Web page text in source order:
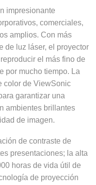
impresionante
comerciales,
amplios. Con más
de luz láser, el proyector
el más fino de
por mucho tiempo. La
color de ViewSonic
garantizar una
ambientes brillantes
de imagen.
de contraste de
presentaciones; la alta
horas de vida útil de
de proyección